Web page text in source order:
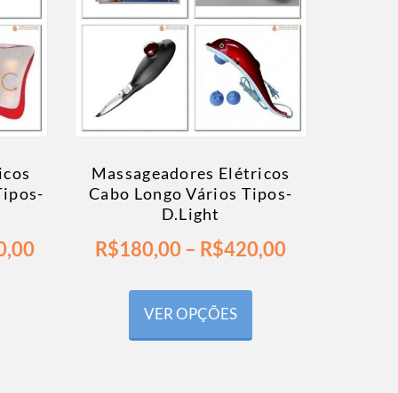
Massageadores Elétricos
Cabo Longo Vários Tipos-
D.Light
R$180,00– R$420,00
VER OPÇÕES